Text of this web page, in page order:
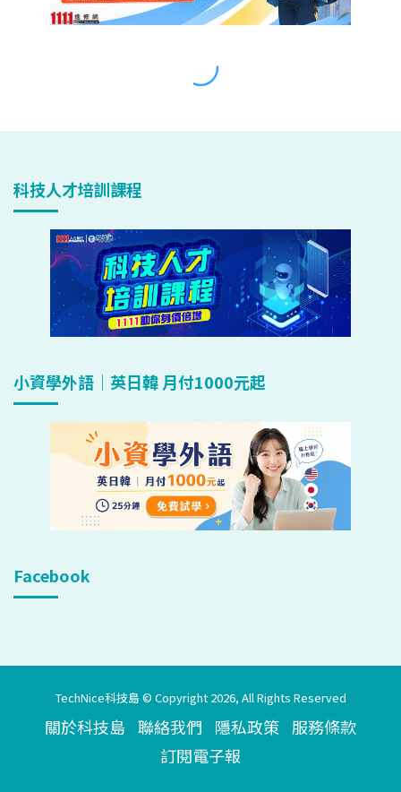
科技人才培訓課程
小資學外語｜英日韓 月付1000元起
Facebook
TechNice科技島 © Copyright 2026, All Rights Reserved
關於科技島 聯絡我們 隱私政策 服務條款
訂閱電子報